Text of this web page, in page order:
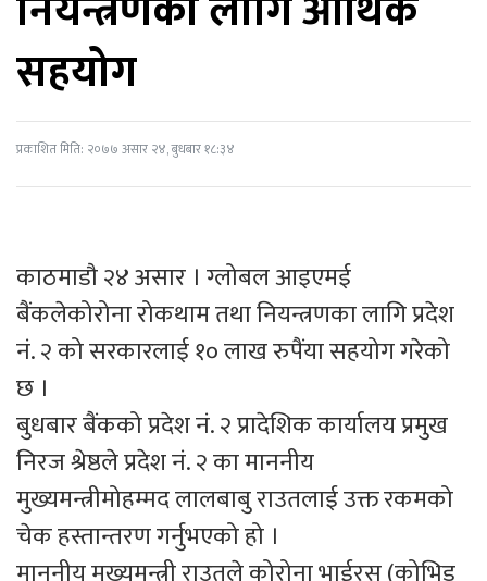
सहयोग
प्रकाशित मिति: २०७७ असार २४, बुधबार १८:३४
काठमाडौ २४ असार । ग्लोबल आइएमई
बैंकलेकोरोना रोकथाम तथा नियन्त्रणका लागि प्रदेश
नं. २ को सरकारलाई १० लाख रुपैंया सहयोग गरेको
छ ।
बुधबार बैंकको प्रदेश नं. २ प्रादेशिक कार्यालय प्रमुख
निरज श्रेष्ठले प्रदेश नं. २ का माननीय
मुख्यमन्त्रीमोहम्मद लालबाबु राउतलाई उक्त रकमको
चेक हस्तान्तरण गर्नुभएको हो ।